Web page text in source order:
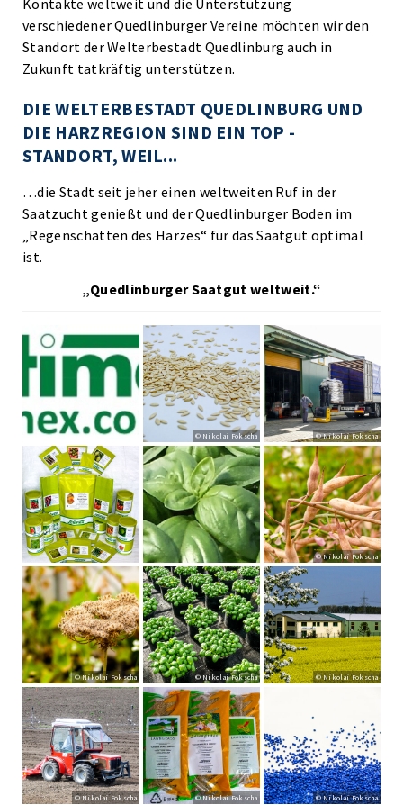
Kontakte weltweit und die Unterstützung
verschiedener Quedlinburger Vereine möchten wir den
Standort der Welterbestadt Quedlinburg auch in
Zukunft tatkräftig unterstützen.
DIE WELTERBESTADT QUEDLINBURG UND
DIE HARZREGION SIND EIN TOP -
STANDORT, WEIL...
…die Stadt seit jeher einen weltweiten Ruf in der
Saatzucht genießt und der Quedlinburger Boden im
„Regenschatten des Harzes“ für das Saatgut optimal
ist.
„Quedlinburger Saatgut weltweit.“
© Nikolai Fokscha © Nikolai Fokscha
© Nikolai Fokscha
© Nikolai Fokscha © Nikolai Fokscha © Nikolai Fokscha
© Nikolai Fokscha © Nikolai Fokscha © Nikolai Fokscha